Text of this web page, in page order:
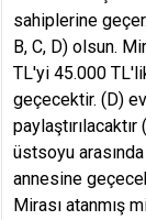
sahiplerine
B, C, D) olsun.
TL'yi 45.000
geçecektir. (D)
üstsoyu
annesine
Mirası atanmış